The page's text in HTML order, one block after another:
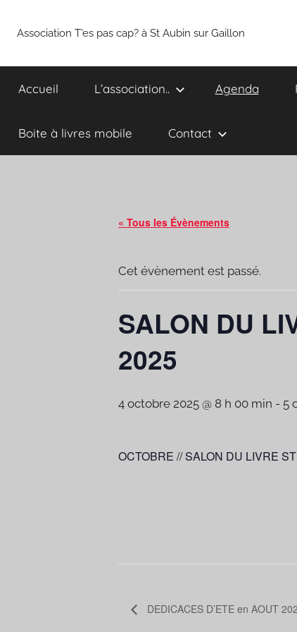
Association T'es pas cap? à St Aubin sur Gaillon
Accueil L’association.. Agenda
Boite à livres mobile Contact
« Tous les Évènements
Cet évènement est passé.
SALON DU
2025
4 octobre 2025 @ 8 h 00 min - 5
OCTOBRE // SALON DU LIVRE
DEDICACES D’ETE en AOUT